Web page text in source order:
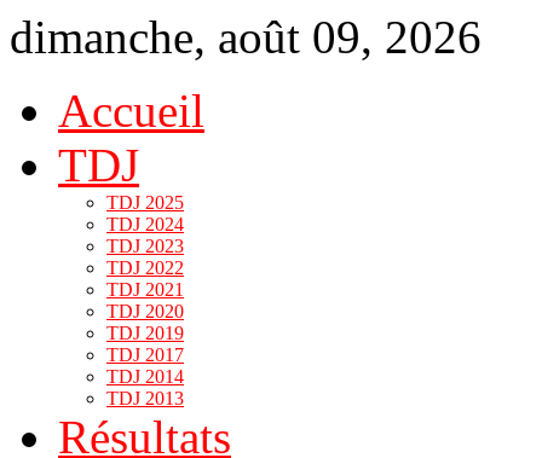
dimanche, août 09, 2026
Accueil
TDJ
TDJ 2025
TDJ 2024
TDJ 2023
TDJ 2022
TDJ 2021
TDJ 2020
TDJ 2019
TDJ 2017
TDJ 2014
TDJ 2013
Résultats